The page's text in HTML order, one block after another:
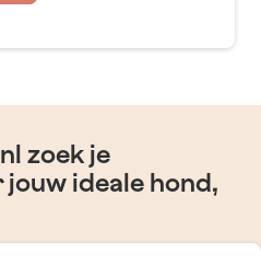
zoek je
ideale hond,